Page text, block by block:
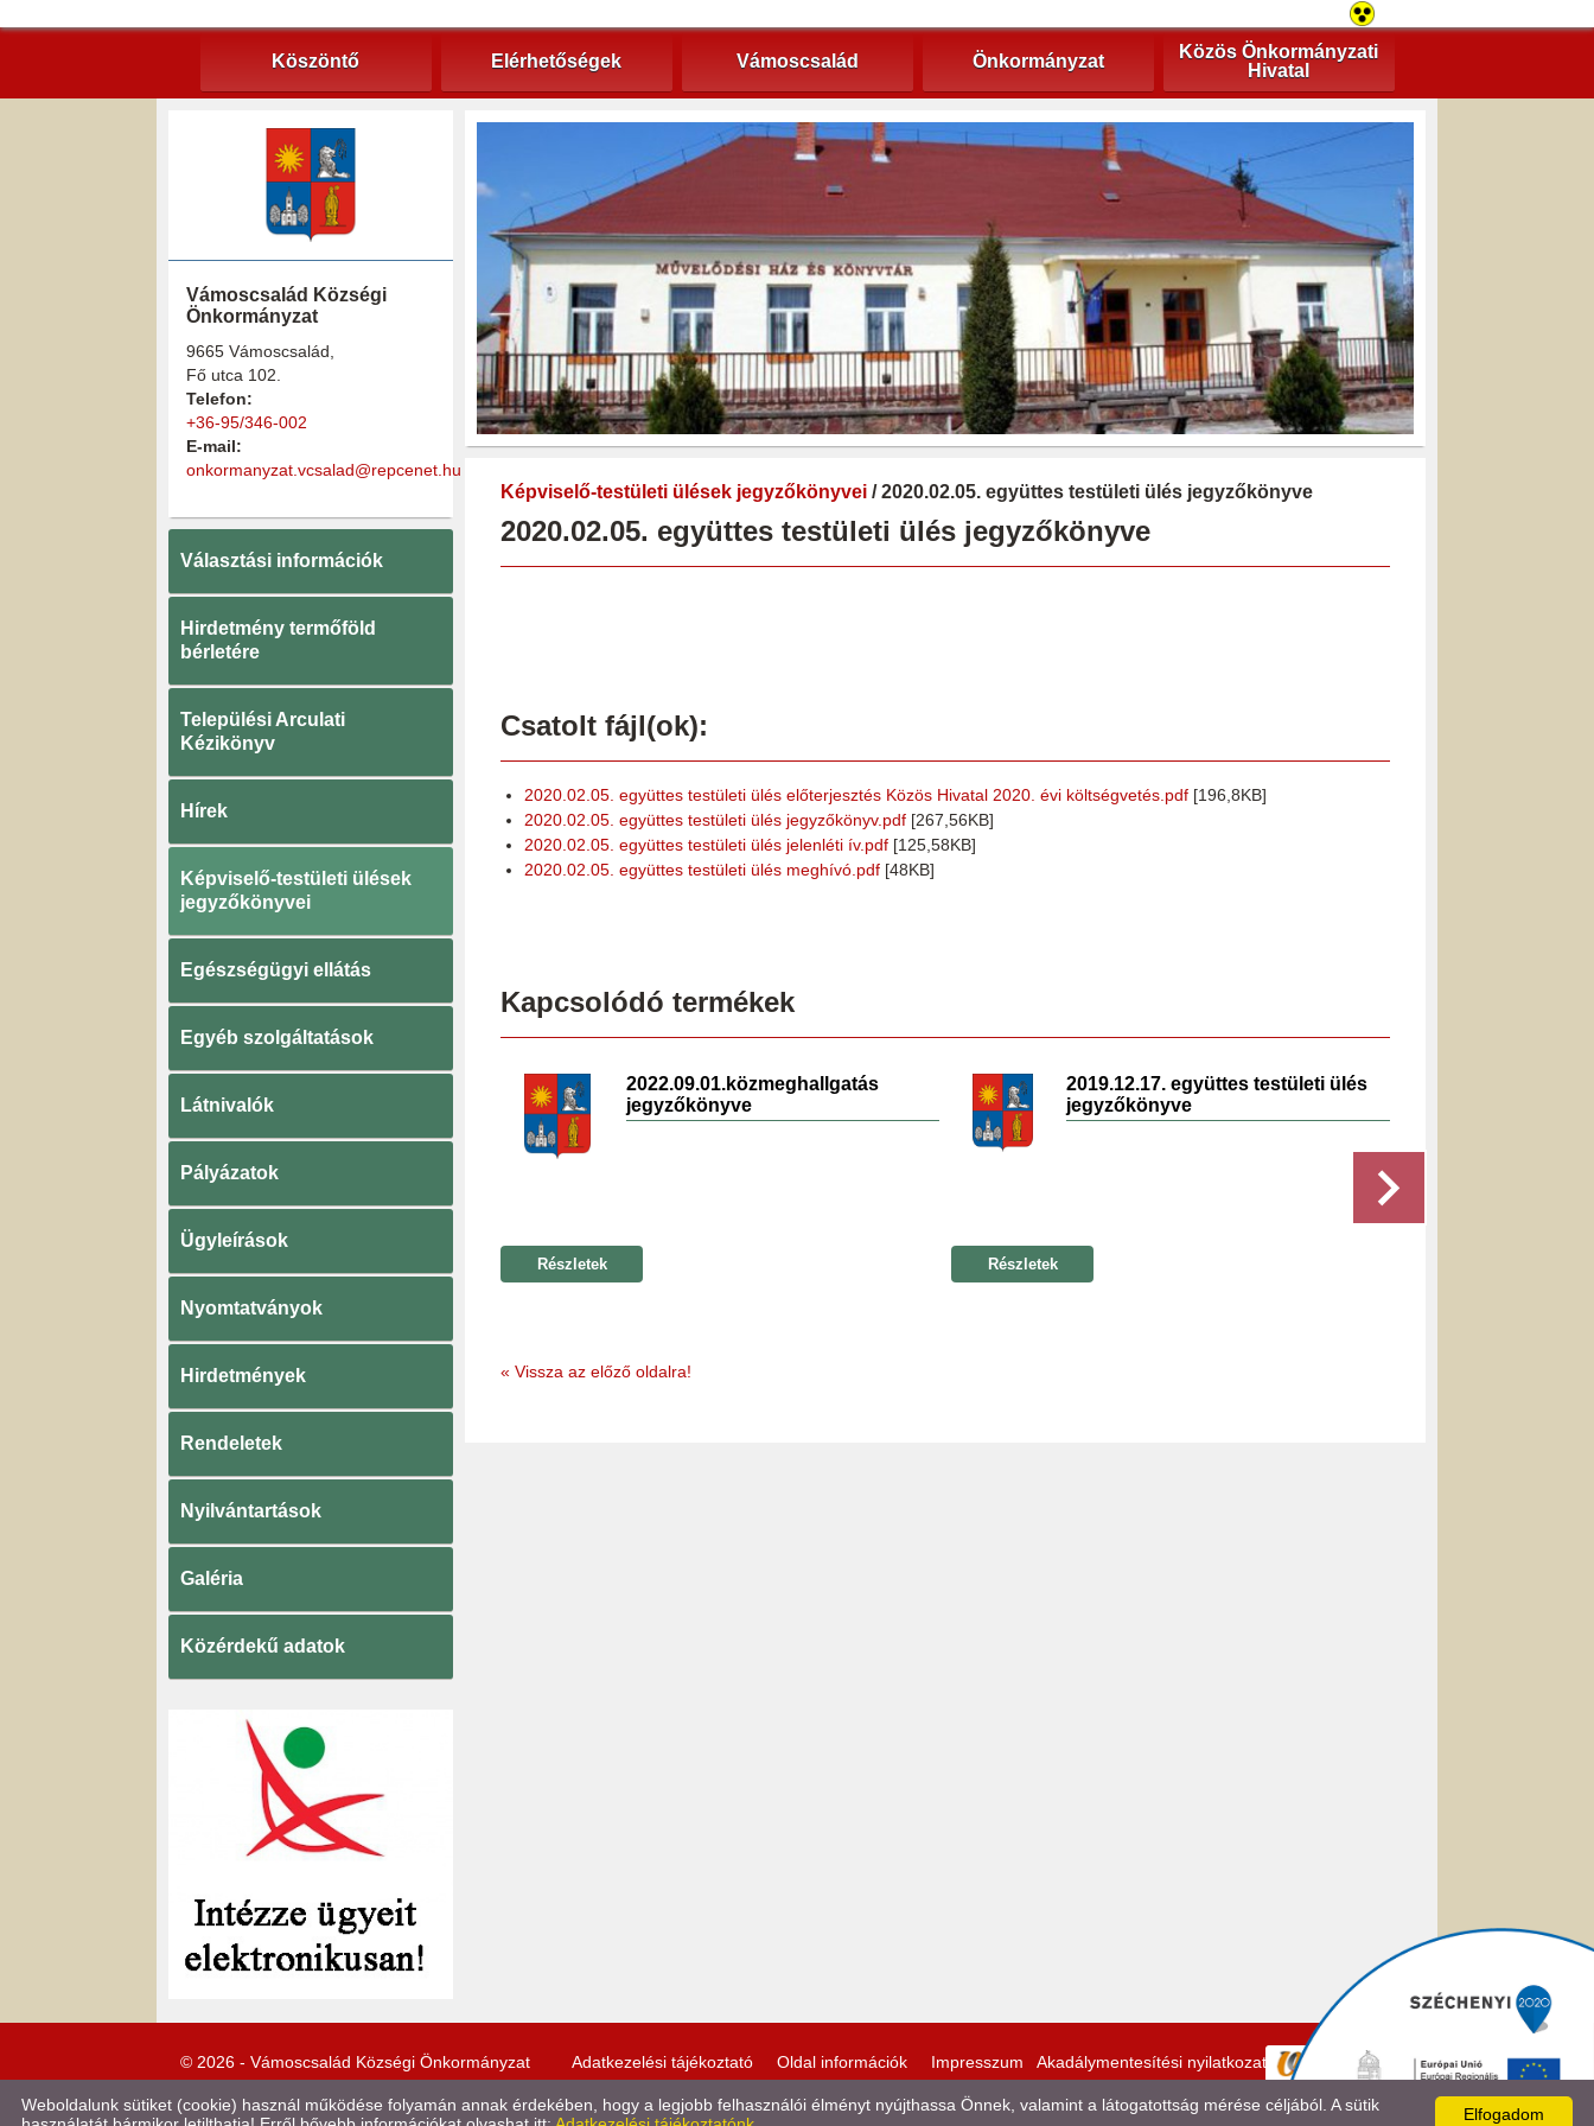
Köszöntő Elérhetőségek Vámoscsalád Önkormányzat
Közös Önkormányzati
Hivatal
Vámoscsalád Községi
Önkormányzat
9665 Vámoscsalád,
Fő utca 102.
Telefon:
+36-95/346-002
E-mail:
onkormanyzat.vcsalad@repcenet.hu
Választási információk
Hirdetmény termőföld
bérletére
Települési Arculati
Kézikönyv
Hírek
Képviselő-testületi ülések
jegyzőkönyvei
Egészségügyi ellátás
Egyéb szolgáltatások
Látnivalók
Pályázatok
Ügyleírások
Nyomtatványok
Hirdetmények
Rendeletek
Nyilvántartások
Galéria
Közérdekű adatok
Képviselő-testületi ülések jegyzőkönyvei / 2020.02.05. együttes testületi ülés jegyzőkönyve
2020.02.05. együttes testületi ülés jegyzőkönyve
Csatolt fájl(ok):
2020.02.05. együttes testületi ülés előterjesztés Közös Hivatal 2020. évi költségvetés.pdf [196,8KB]
2020.02.05. együttes testületi ülés jegyzőkönyv.pdf [267,56KB]
2020.02.05. együttes testületi ülés jelenléti ív.pdf [125,58KB]
2020.02.05. együttes testületi ülés meghívó.pdf [48KB]
Kapcsolódó termékek
2022.09.01.közmeghallgatás
jegyzőkönyve
Részletek
2019.12.17. együttes testületi ülés
jegyzőkönyve
Részletek
« Vissza az előző oldalra!
© 2026 - Vámoscsalád Községi Önkormányzat Adatkezelési tájékoztató Oldal információk Impresszum Akadálymentesítési nyilatkozat
Elfogadom
Weboldalunk sütiket (cookie) használ működése folyamán annak érdekében, hogy a legjobb felhasználói élményt nyújthassa Önnek, valamint a látogatottság mérése céljából. A sütik